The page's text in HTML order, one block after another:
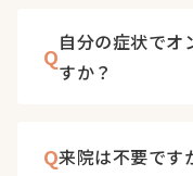
Q
自分の症状でオ
すか？
Q来院は不要です